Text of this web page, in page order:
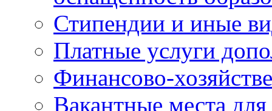
Стипендии и иные
Платные услуги
Финансово-
Вакантные места для